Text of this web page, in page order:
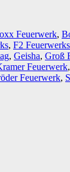
Feuerwerk,
, F2
, Geisha, Groß
Feuerwerk,
Feuerwerk,